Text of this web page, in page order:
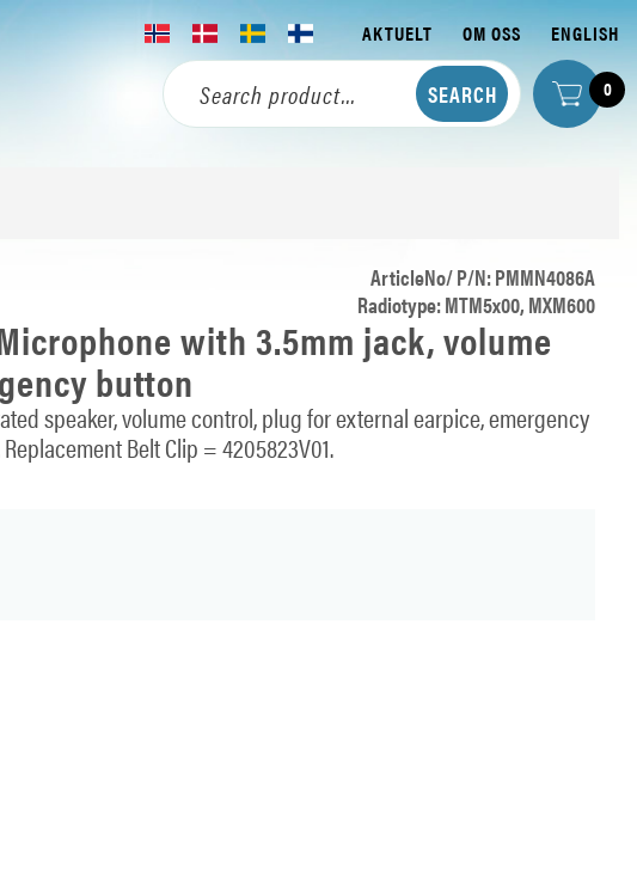
AKTUELT OM OSS ENGLISH
0
ArticleNo/ P/N: PMMN4086A
Radiotype: MTM5x00, MXM600
with 3.5mm jack, volume
button
speaker, volume control, plug for external earpice, emergency
Belt Clip = 4205823V01.